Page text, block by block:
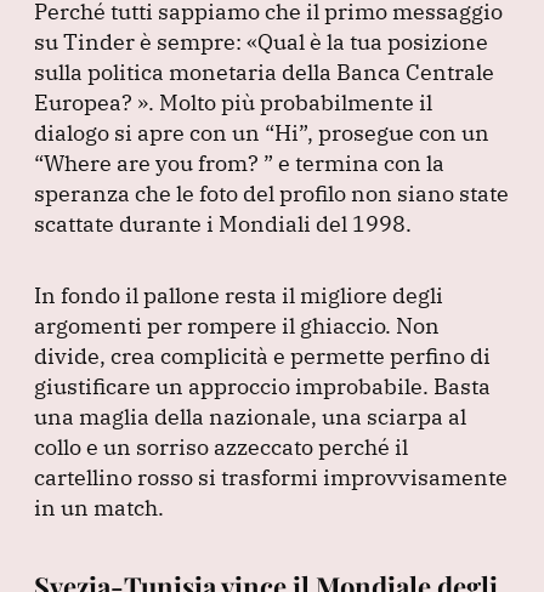
Perché tutti sappiamo che il primo messaggio
su Tinder è sempre: «Qual è la tua posizione
sulla politica monetaria della Banca Centrale
Europea? ». Molto più probabilmente il
dialogo si apre con un “Hi”, prosegue con un
“Where are you from? ” e termina con la
speranza che le foto del profilo non siano state
scattate durante i Mondiali del 1998.
In fondo il pallone resta il migliore degli
argomenti per rompere il ghiaccio. Non
divide, crea complicità e permette perfino di
giustificare un approccio improbabile. Basta
una maglia della nazionale, una sciarpa al
collo e un sorriso azzeccato perché il
cartellino rosso si trasformi improvvisamente
in un match.